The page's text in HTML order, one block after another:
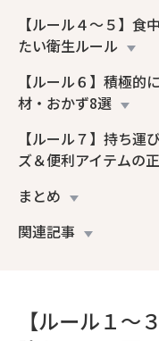
【ルール４〜５】食
たい衛生ルール
【ルール６】積極的
材・おかず8選
【ルール７】持ち運
ズ＆便利アイテムの
まとめ
関連記事
【ルール１〜